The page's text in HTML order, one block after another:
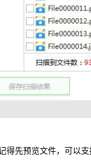
预览文件，可以支